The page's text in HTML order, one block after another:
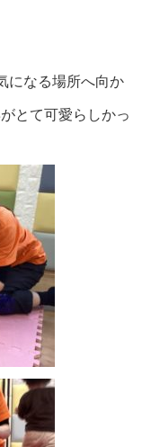
になる場所へ向か
とて可愛らしかっ